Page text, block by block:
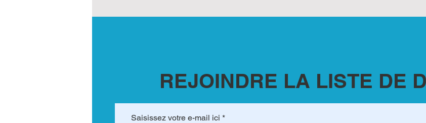
REJOINDRE LA LISTE DE
Saisissez votre e-mail ici